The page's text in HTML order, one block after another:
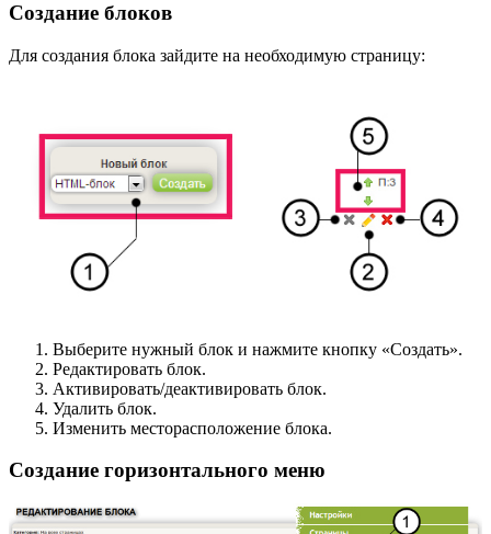
Создание блоков
Для создания блока зайдите на необходимую страницу:
Выберите нужный блок и нажмите кнопку «Создать».
Редактировать блок.
Активировать/деактивировать блок.
Удалить блок.
Изменить месторасположение блока.
Создание горизонтального меню